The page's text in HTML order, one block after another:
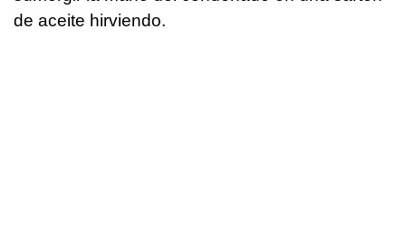
de aceite hirviendo.